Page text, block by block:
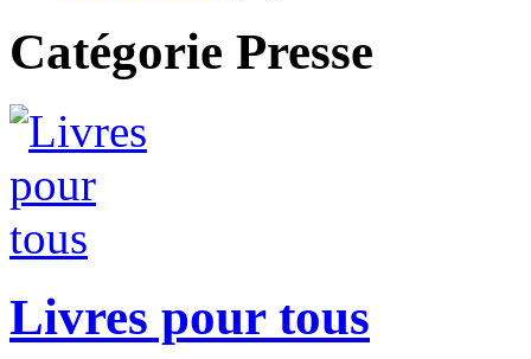
Catégorie Presse
Livres pour tous